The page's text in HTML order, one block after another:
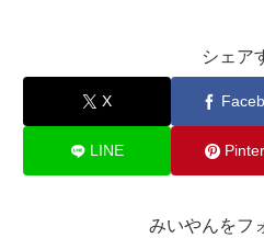
シェア
X
LINE
みいやんをフ